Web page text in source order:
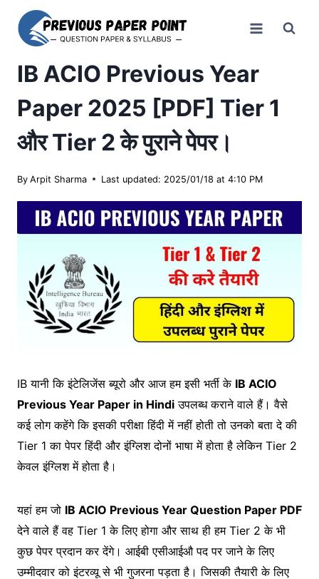
content
IB ACIO Previous Year
Paper 2025 [PDF] Tier 1
और Tier 2 के पुराने पेपर।
By Arpit Sharma Last updated: 2025/01/18 at 4:10 PM
IB यानी कि इंटेलिजेंस ब्यूरो और आज हम इसी भर्ती के IB ACIO
Previous Year Paper in Hindi उपलब्ध कराने वाले हैं। वैसे
कई लोग कहेंगे कि इसकी परीक्षा हिंदी में नहीं होती तो उनको बता दे की
Tier 1 का पेपर हिंदी और इंग्लिश दोनों भाषा में होता है लेकिन Tier 2
केवल इंग्लिश में होता है।
यहां हम जो IB ACIO Previous Year Question Paper PDF
देने वाले हैं वह Tier 1 के लिए होगा और साथ ही हम Tier 2 के भी
कुछ पेपर प्रदान कर देंगे। आईबी एसीआईऔ पद पर जाने के लिए
उम्मीदवार को इंटरव्यू से भी गुजरना पड़ता है। जिसकी तैयारी के लिए